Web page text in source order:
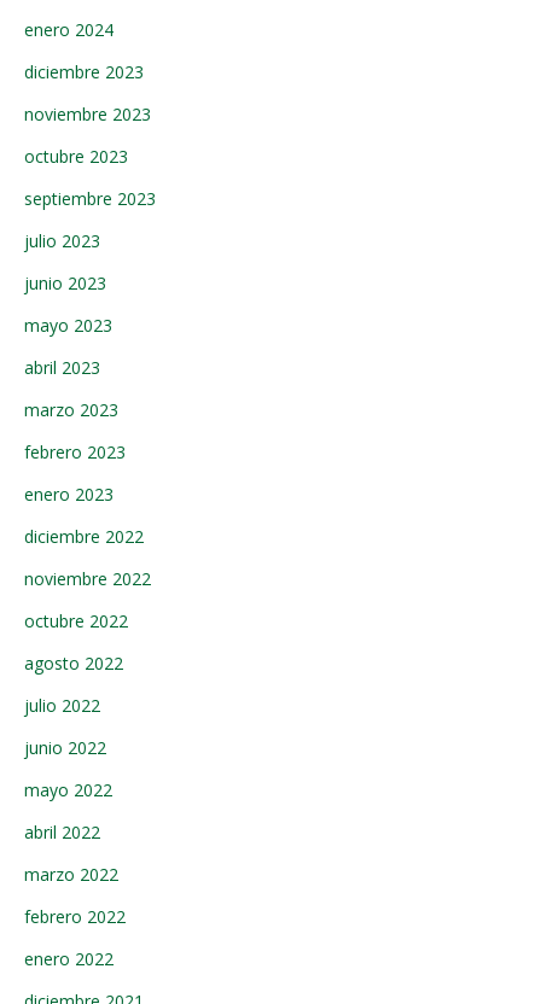
enero 2024
diciembre 2023
noviembre 2023
octubre 2023
septiembre 2023
julio 2023
junio 2023
mayo 2023
abril 2023
marzo 2023
febrero 2023
enero 2023
diciembre 2022
noviembre 2022
octubre 2022
agosto 2022
julio 2022
junio 2022
mayo 2022
abril 2022
marzo 2022
febrero 2022
enero 2022